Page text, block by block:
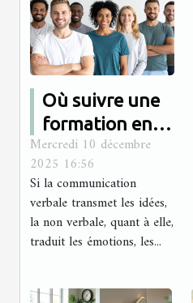
Où suivre une
formation en
communication
non verbale en
présentiel ?
Mercredi 10 décembre
2025 16:56
Si la communication
verbale transmet les idées,
la non verbale, quant à elle,
traduit les émotions, les...